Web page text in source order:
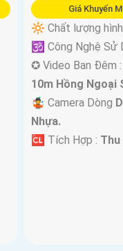
Giá Khuyến
🔆 Chất lượng
🕉️ Công Nghệ Sử
✪ Video Ban Đêm :
10m Hồng Ngoại
🤹 Camera Dòng
Nhựa.
️🆑 Tích Hợp : Thu